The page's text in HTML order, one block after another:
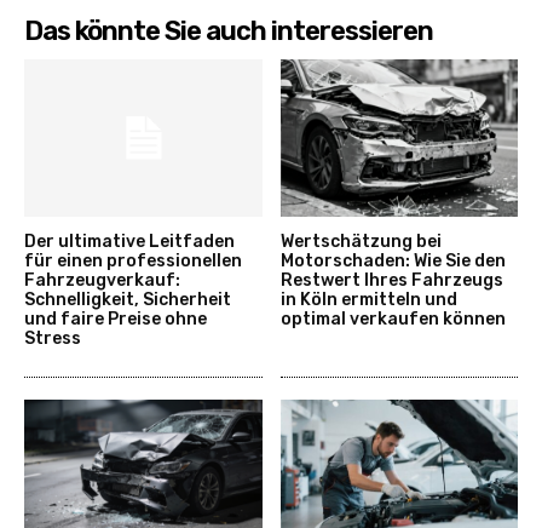
Das könnte Sie auch interessieren
Der ultimative Leitfaden
für einen professionellen
Fahrzeugverkauf:
Schnelligkeit, Sicherheit
und faire Preise ohne
Stress
Wertschätzung bei
Motorschaden: Wie Sie den
Restwert Ihres Fahrzeugs
in Köln ermitteln und
optimal verkaufen können